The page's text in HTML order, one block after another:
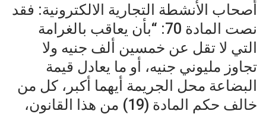
أصحاب الأنشطة التجارية الالكترونية: فقد
نصت المادة 70: “بأن يعاقب بالغرامة
التي لا تقل عن خمسين ألف جنيه ولا
تجاوز مليوني جنيه، أو ما يعادل قيمة
البضاعة محل الجريمة أيهما أكبر، كل من
خالف حكم المادة (19) من هذا القانون،